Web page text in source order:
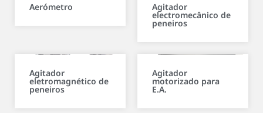
Aerómetro Agitador
electromecânico de
peneiros
Agitador
eletromagnético de
peneiros
Agitador
motorizado para
E.A.